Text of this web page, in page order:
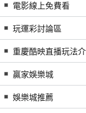
電影線上免費看
玩運彩討論區
重慶酷映直播玩法
贏家娛樂城
娛樂城推薦